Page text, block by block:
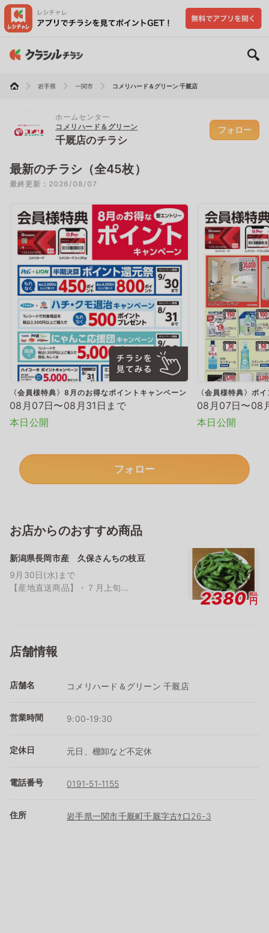
岩手県 一関市 コメリハード＆グリーン 千厩店
ホームセンター
コメリハード＆グリーン
千厩店のチラシ
フォロー
最新のチラシ（全45枚）
最終更新：2026/08/07
〈会員様特典〉8月のお得なポイントキャンペーン
08月07日〜08月31日まで
本日公開
〈会員様特典〉ポ
08月07日〜08
本日公開
フォロー
お店からのおすすめ商品
新潟県長岡市産 久保さんちの枝豆
9月30日(水)まで
【産地直送商品】・７月上旬...
2380 税込
円
店舗情報
店舗名 コメリハード＆グリーン 千厩店
営業時間 9:00-19:30
定休日 元日、棚卸など不定休
電話番号 0191-51-1155
住所 岩手県一関市千厩町千厩字古ｹ口26-3